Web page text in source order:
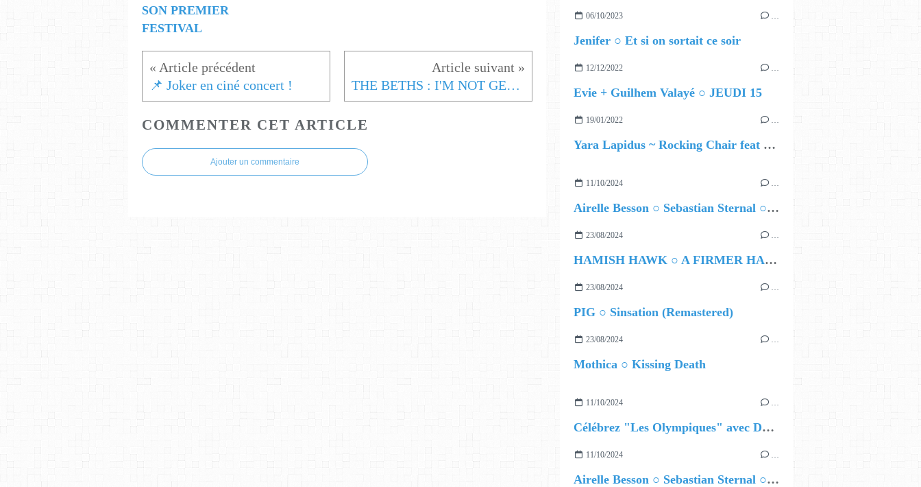
SON PREMIER
FESTIVAL
📌 Joker en ciné concert ! THE BETHS : I'M NOT GETTING EXCITED
COMMENTER CET ARTICLE
Ajouter un commentaire
06/10/2023 …
Jenifer ○ Et si on sortait ce soir
12/12/2022 …
Evie + Guilhem Valayé ○ JEUDI 15
19/01/2022 …
Yara Lapidus ~ Rocking Chair feat Thomas Monica
11/10/2024 …
Airelle Besson ○ Sebastian Sternal ○ Jonas Burgwinkel
23/08/2024 …
HAMISH HAWK ○ A FIRMER HAND
23/08/2024 …
PIG ○ Sinsation (Remastered)
23/08/2024 …
Mothica ○ Kissing Death
11/10/2024 …
Célébrez "Les Olympiques" avec DVTR !
11/10/2024 …
Airelle Besson ○ Sebastian Sternal ○ Jonas Burgwinkel